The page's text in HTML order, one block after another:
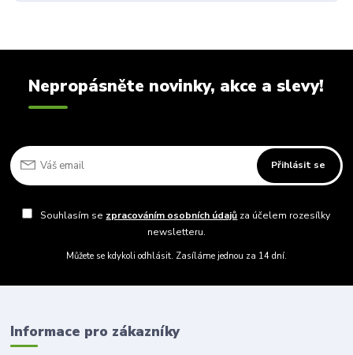
Nepropásněte novinky, akce a slevy!
Přihlásit se
Souhlasím se zpracováním osobních údajů za účelem rozesílky
newsletteru.
Můžete se kdykoli odhlásit. Zasíláme jednou za 14 dní.
Informace pro zákazníky